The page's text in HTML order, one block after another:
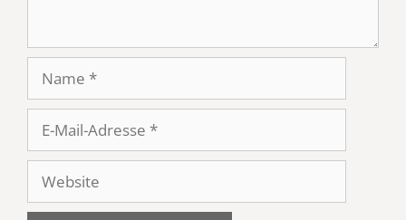
Mail-
Adresse
Website